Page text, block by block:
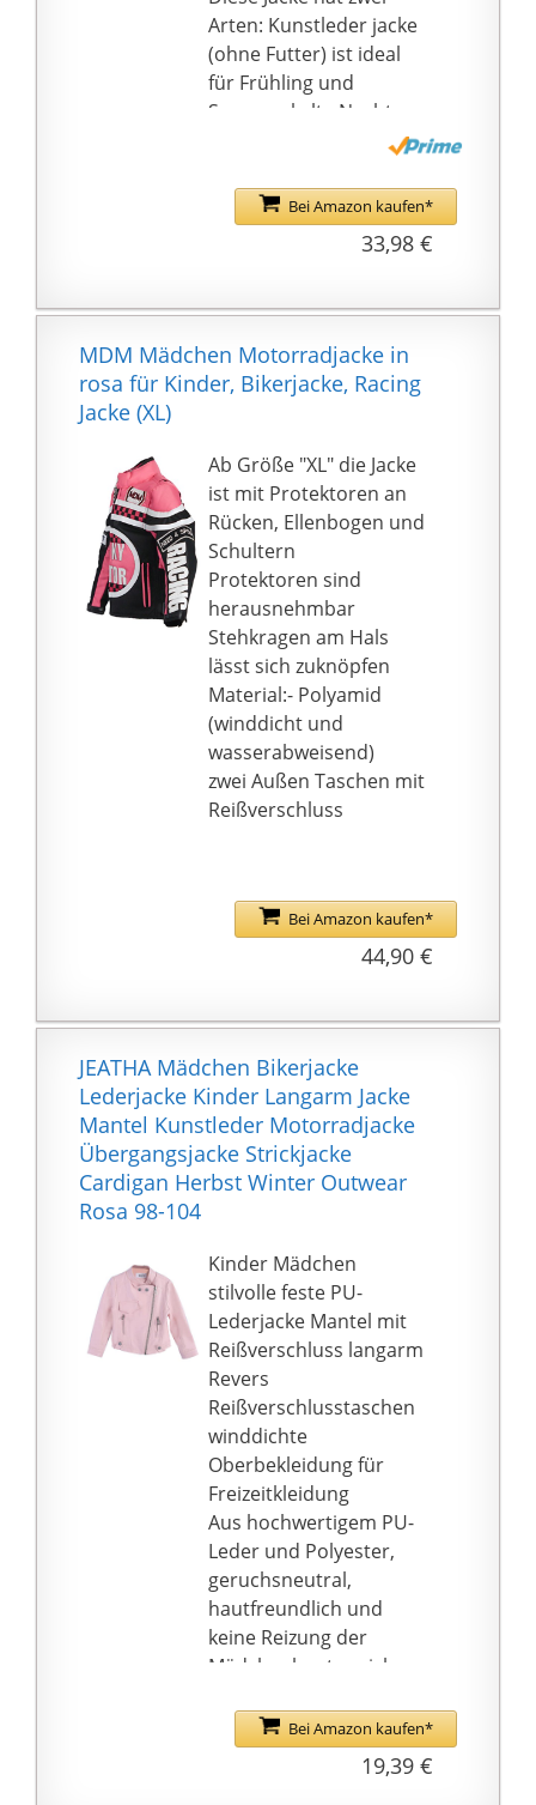
der Voraussetzung der
gleichen Wärme.
☛【Abnehmbarer
Hut】 --- Abnehmbarer
Hut und die Hutkrempe
werden. Keine Angst
mehr davor, dass die
Ohren kalt werden.
Szenen. Fleece-Material
und am Kragen
verwendert, um Ihnen
weichen und warmen
Griff zu geben.
☛【Design im Detail 】
--- Verdeckte
winddichte Bündchen
und elastischer Saum
zum Schutz vor Wind.
3D-geschnittene Ärmel
und ein spezielles
Design an den Ellbogen
machen Ihre
Veranstaltung
bequemer und flexibler.
der Jacke hat Anti-
Cursor, Reflexstreifen,
mehr auffällig und
Intime Detaillierung
Outdoor-Sportarten
bequemer zu genießen.
Arten: Kunstleder jacke
(ohne Futter) ist ideal
für Frühling und
Sommer kalte Nacht;
Kunstleder jacke (mit
Herbst und Winter.
Bei Amazon kaufen*
33,98 €
MDM Mädchen Motorradjacke in
rosa für Kinder, Bikerjacke, Racing
Jacke (XL)
Ab Größe "XL" die Jacke
ist mit Protektoren an
Rücken, Ellenbogen und
Schultern
Protektoren sind
herausnehmbar
Stehkragen am Hals
lässt sich zuknöpfen
Material:- Polyamid
(winddicht und
wasserabweisend)
zwei Außen Taschen mit
Reißverschluss
Bei Amazon kaufen*
44,90 €
JEATHA Mädchen Bikerjacke
Lederjacke Kinder Langarm Jacke
Mantel Kunstleder Motorradjacke
Übergangsjacke Strickjacke
Cardigan Herbst Winter Outwear
Rosa 98-104
Kinder Mädchen
stilvolle feste PU-
Lederjacke Mantel mit
Reißverschluss langarm
Revers
Reißverschlusstaschen
winddichte
Oberbekleidung für
Freizeitkleidung
Aus hochwertigem PU-
Leder und Polyester,
geruchsneutral,
hautfreundlich und
keine Reizung der
Mädchenhaut, weich zu
Größentabelle
bedeutet Altersklassen
für Mädchen, aber sie
Bei Amazon kaufen*
19,39 €